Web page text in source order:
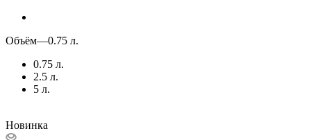
Объём—0.75 л.
0.75 л.
2.5 л.
5 л.
Новинка